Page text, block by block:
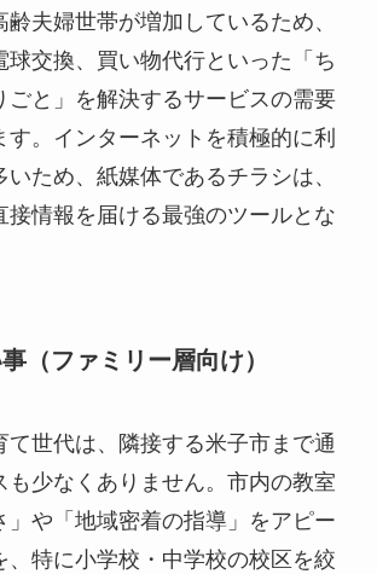
夫婦世帯が増加しているため、
球交換、買い物代行といった「ち
ごと」を解決するサービスの需要
す。インターネットを積極的に利
いため、紙媒体であるチラシは、
接情報を届ける最強のツールとな
（ファミリー層向け）
て世代は、隣接する米子市まで通
も少なくありません。市内の教室
」や「地域密着の指導」をアピー
、特に小学校・中学校の校区を絞